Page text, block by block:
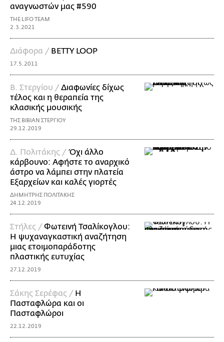
αναγνωστών μας #590
THE LIFO TEAM
2.3.2021
Διάφορα / BETTY LOOP
17.5.2011
Β. Στεργίου /Διαφωνίες δίχως
τέλος και η θεραπεία της
κλασικής μουσικής
ΤΗΣ ΒΙΒΙΑΝ ΣΤΕΡΓΙΟΥ
29.12.2019
Δ. Πολιτάκης /Όχι άλλο
κάρβουνο: Αφήστε το αναρχικό
άστρο να λάμπει στην πλατεία
Εξαρχείων και καλές γιορτές
ΔΗΜΗΤΡΗΣ ΠΟΛΙΤΑΚΗΣ
24.12.2019
Στήλες /Φωτεινή Τσαλίκογλου:
Η ψυχαναγκαστική αναζήτηση
μιας ετοιμοπαράδοτης
πλαστικής ευτυχίας
27.12.2019
Σάκης Σερέφας / Η
Πασταφλώρα και οι
Πασταφλώροι
22.12.2019